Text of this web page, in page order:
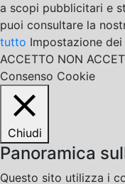
a scopi pubblicitari e
puoi consultare la
tutto Impostazione
ACCETTO NON
Consenso Cookie
Chiudi
Panoramica
Questo sito utilizza i